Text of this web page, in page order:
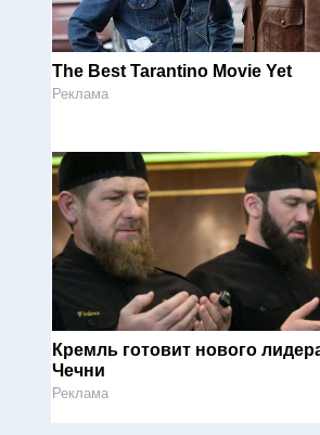
The Best Tarantino Movie Yet
Реклама
Кремль готовит нового
Чечни
Реклама